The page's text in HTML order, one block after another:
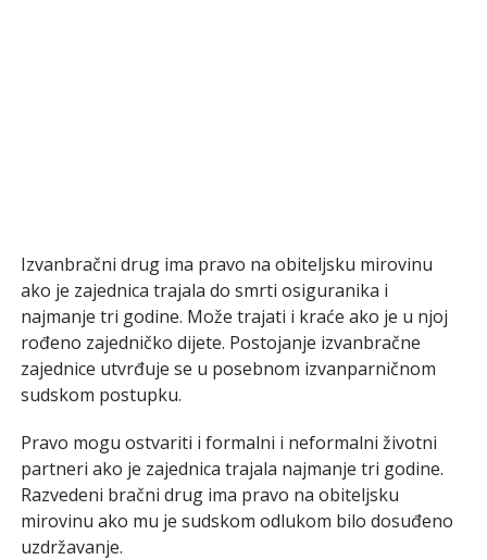
Izvanbračni drug ima pravo na obiteljsku mirovinu
ako je zajednica trajala do smrti osiguranika i
najmanje tri godine. Može trajati i kraće ako je u njoj
rođeno zajedničko dijete. Postojanje izvanbračne
zajednice utvrđuje se u posebnom izvanparničnom
sudskom postupku.
Pravo mogu ostvariti i formalni i neformalni životni
partneri ako je zajednica trajala najmanje tri godine.
Razvedeni bračni drug ima pravo na obiteljsku
mirovinu ako mu je sudskom odlukom bilo dosuđeno
uzdržavanje.